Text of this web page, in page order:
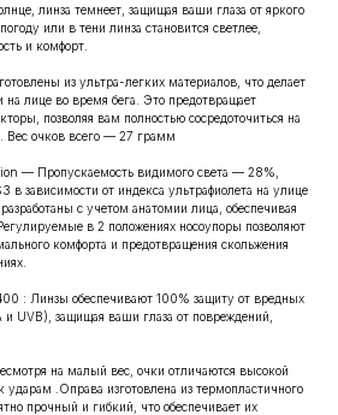
линза темнеет, защищая ваши глаза от яркого
или в тени линза становится светлее,
и комфорт.
из ультра-легких материалов, что делает
лице во время бега. Это предотвращает
позволяя вам полностью сосредоточиться на
Вес очков всего — 27 грамм
— Пропускаемость видимого света — 28%,
в зависимости от индекса ультрафиолета на улице
с учетом анатомии лица, обеспечивая
в 2 положениях носоупоры позволяют
комфорта и предотвращения скольжения
: Линзы обеспечивают 100% защиту от вредных
и UVB), защищая ваши глаза от повреждений,
на малый вес, очки отличаются высокой
ударам .Оправа изготовлена из термопластичного
прочный и гибкий, что обеспечивает их